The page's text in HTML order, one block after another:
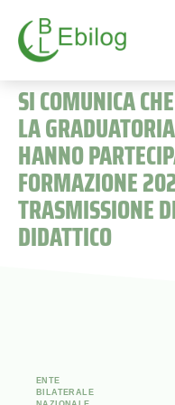
SI COMUNICA
LA
HANNO
FORMAZIONE
TRASMISSIONE
DIDATTICO
ENTE
BILATERALE